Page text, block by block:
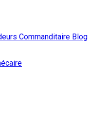
Commanditaire Blog